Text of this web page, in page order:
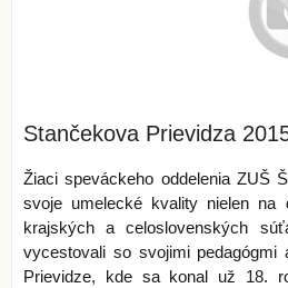
Stančekova Prievidza
Žiaci speváckeho oddelenia ZUŠ
svoje umelecké kvality nielen na
krajských a celoslovenských
vycestovali so svojimi
Prievidze, kde sa konal už 18.